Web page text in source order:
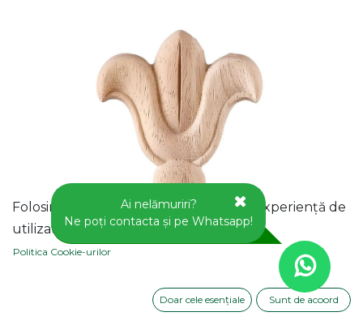
Folosim cookie-uri pentru a vă oferi o experiență de
utilizator mai bună pe acest site web.
Politica Cookie-urilor
Doar cele esențiale Sunt de acoord
Ai nelămuriri?
Ne poți contacta și pe Whatsapp!